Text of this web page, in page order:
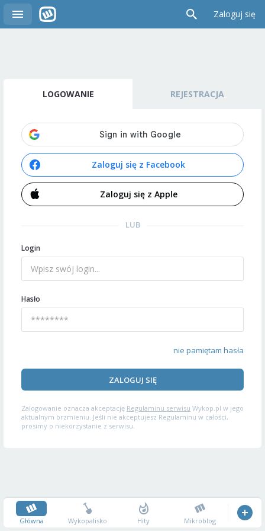
Zaloguj się
LOGOWANIE REJESTRACJA
Zaloguj się z Facebook
Zaloguj się z Apple
LUB
Login
Hasło
nie pamiętam hasła
ZALOGUJ SIĘ
Zalogowanie oznacza akceptację Regulaminu serwisu Wykop.pl w jego
aktualnym brzmieniu. Jeśli nie akceptujesz Regulaminu w całości,
prosimy o niekorzystanie z serwisu.
Główna Wykopalisko Hity Mikroblog